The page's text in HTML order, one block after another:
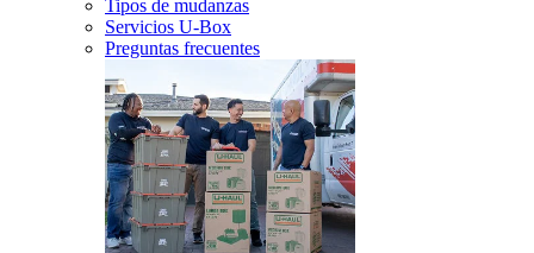
Tipos de mudanzas
Servicios U-Box
Preguntas frecuentes